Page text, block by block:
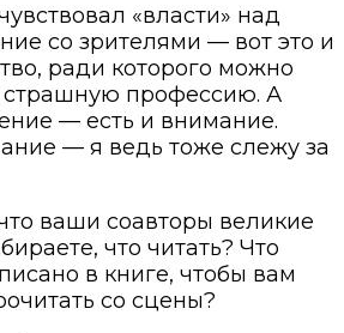
«власти» над
со зрителями — вот это и
ради которого можно
страшную профессию. А
— есть и внимание.
— я ведь тоже слежу за
ваши соавторы великие
что читать? Что
в книге, чтобы вам
со сцены?